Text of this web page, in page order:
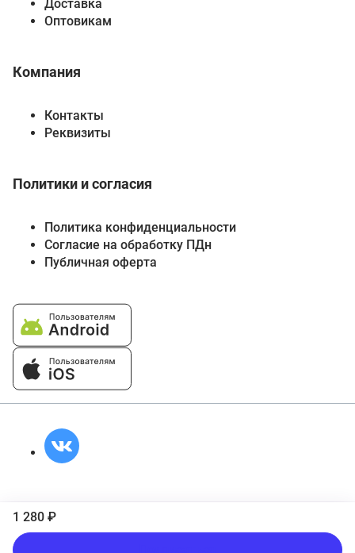
1 280 ₽
Доставка
Оптовикам
Компания
Контакты
Реквизиты
Политики и согласия
Политика конфиденциальности
Согласие на обработку ПДн
Публичная оферта